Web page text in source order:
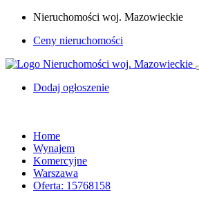
Nieruchomości woj. Mazowieckie
Ceny nieruchomości
Dodaj ogłoszenie
Home
Wynajem
Komercyjne
Warszawa
Oferta: 15768158